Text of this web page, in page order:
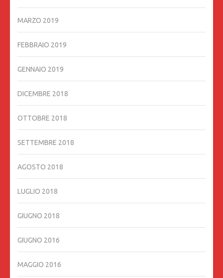
MARZO 2019
FEBBRAIO 2019
GENNAIO 2019
DICEMBRE 2018
OTTOBRE 2018
SETTEMBRE 2018
AGOSTO 2018
LUGLIO 2018
GIUGNO 2018
GIUGNO 2016
MAGGIO 2016